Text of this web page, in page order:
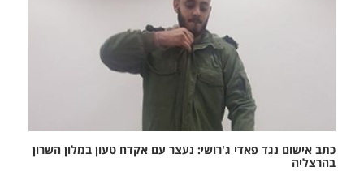
כתב אישום נגד פאדי ג'רושי: נעצר עם אקדח טעון במלון השרון
בהרצליה